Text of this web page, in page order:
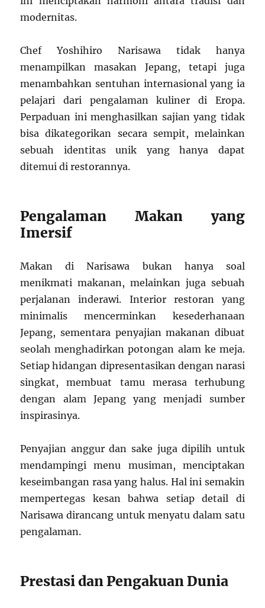
modernitas.
Chef Yoshihiro Narisawa tidak hanya
menampilkan masakan Jepang, tetapi juga
menambahkan sentuhan internasional yang ia
pelajari dari pengalaman kuliner di Eropa.
Perpaduan ini menghasilkan sajian yang tidak
bisa dikategorikan secara sempit, melainkan
sebuah identitas unik yang hanya dapat
ditemui di restorannya.
Pengalaman Makan yang
Imersif
Makan di Narisawa bukan hanya soal
menikmati makanan, melainkan juga sebuah
perjalanan inderawi. Interior restoran yang
minimalis mencerminkan kesederhanaan
Jepang, sementara penyajian makanan dibuat
seolah menghadirkan potongan alam ke meja.
Setiap hidangan dipresentasikan dengan narasi
singkat, membuat tamu merasa terhubung
dengan alam Jepang yang menjadi sumber
inspirasinya.
Penyajian anggur dan sake juga dipilih untuk
mendampingi menu musiman, menciptakan
keseimbangan rasa yang halus. Hal ini semakin
mempertegas kesan bahwa setiap detail di
Narisawa dirancang untuk menyatu dalam satu
pengalaman.
Prestasi dan Pengakuan Dunia